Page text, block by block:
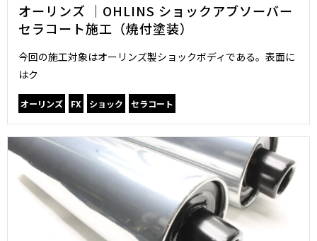
オーリンズ ｜OHLINS ショックアブソーバー
セラコート施工（焼付塗装）
今回の施工対象はオーリンズ製ショックボディである。表面に
はク
オーリンズ FX ショック セラコート